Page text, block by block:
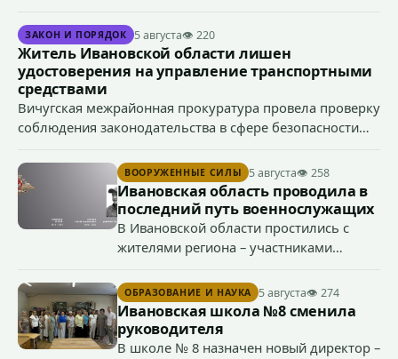
преступлений, предусмотренных ч. 1 ст. 119 УК РФ
(угроза убийством), ч. 1 ст. 166 УК РФ (угон
транспортного средства), п. «а» ч. 1 ст. 213 УК РФ
(хулиганство).
ЗАКОН И ПОРЯДОК 5 августа👁 220
Житель Ивановской области лишен
удостоверения на управление транспортными
средствами
Вичугская межрайонная прокуратура провела проверку
соблюдения законодательства в сфере безопасности
прекращении права управления транспортными
средствами 38-летним водителем.
ВООРУЖЕННЫЕ СИЛЫ 5 августа👁 258
Ивановская область проводила в
последний путь военнослужащих
В Ивановской области простились с
жителями региона – участниками
Сергеем Глазковым, Дмитрием
Хохловым и Сергеем Павленко.
ОБРАЗОВАНИЕ И НАУКА 5 августа👁 274
Ивановская школа №8 сменила
руководителя
В школе № 8 назначен новый директор –